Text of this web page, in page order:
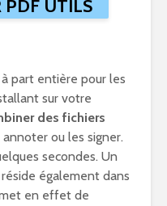
PDF UTILS
à part entière pour les
sur votre
des fichiers
ou les signer.
secondes. Un
réside également dans
en effet de